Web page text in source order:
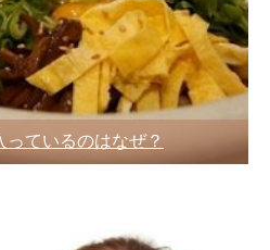
ているのはなぜ？